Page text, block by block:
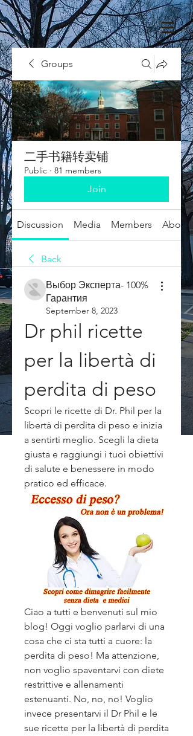
Groups
二手书籍转卖铺
Public · 81 members
Join
Discussion Media Members About
Back
Выбор Эксперта- 100%
Гарантия
September 8, 2023
Dr phil ricette
per la libertà di
perdita di peso
Scopri le ricette di Dr. Phil per la
libertà di perdita di peso e inizia
a sentirti meglio. Scegli la dieta
giusta e raggiungi i tuoi obiettivi
di salute e benessere in modo
pratico ed efficace.
Ciao a tutti e benvenuti sul mio
blog! Oggi voglio parlarvi di una
cosa che ci sta tutti a cuore: la
perdita di peso! Ma attenzione,
non voglio spaventarvi con diete
restrittive e allenamenti
estenuanti. No, no, no! Voglio
invece presentarvi il Dr Phil e le
sue ricette per la libertà di perdita